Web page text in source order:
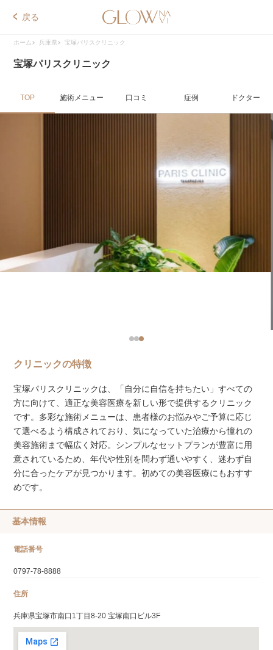
戻る
ホーム 兵庫県 宝塚パリスクリニック
宝塚パリスクリニック
TOP 施術メニュー 口コミ 症例 ドクター
クリニックの特徴
宝塚パリスクリニックは、「自分に自信を持ちたい」すべての
方に向けて、適正な美容医療を新しい形で提供するクリニック
です。多彩な施術メニューは、患者様のお悩みやご予算に応じ
て選べるよう構成されており、気になっていた治療から憧れの
美容施術まで幅広く対応。シンプルなセットプランが豊富に用
意されているため、年代や性別を問わず通いやすく、迷わず自
分に合ったケアが見つかります。初めての美容医療にもおすす
めです。
基本情報
電話番号
0797-78-8888
住所
兵庫県宝塚市南口1丁目8-20 宝塚南口ビル3F